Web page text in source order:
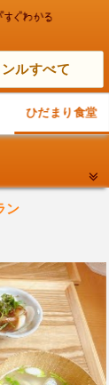
ルすべて
ひだまり食堂
ン